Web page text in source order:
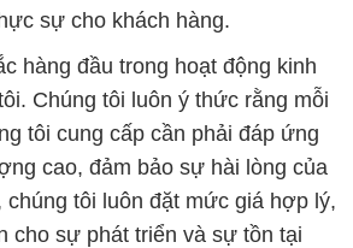
sự cho khách hàng.
hàng đầu trong hoạt động kinh
Chúng tôi luôn ý thức rằng mỗi
tôi cung cấp cần phải đáp ứng
cao, đảm bảo sự hài lòng của
tôi luôn đặt mức giá hợp lý,
cho sự phát triển và sự tồn tại